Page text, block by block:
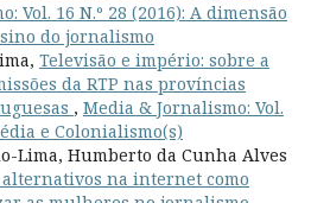
Vol. 16 N.º 28 (2016): A dimensão
do jornalismo
Televisão e império: sobre a
da RTP nas províncias
, Media & Jornalismo: Vol.
e Colonialismo(s)
Lima, Humberto da Cunha Alves
alternativos na internet como